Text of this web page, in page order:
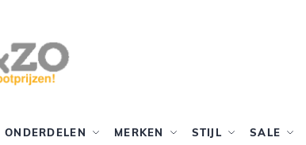
ONDERDELEN MERKEN STIJL SALE